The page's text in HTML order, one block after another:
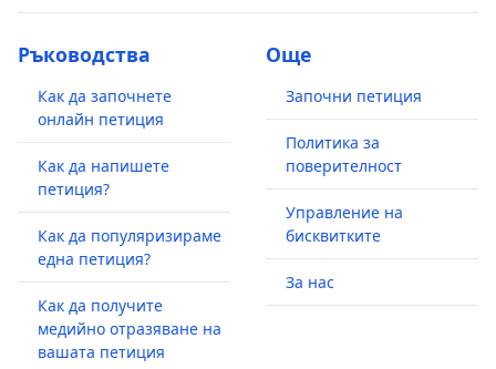
Ръководства
Как да започнете
онлайн петиция
Как да напишете
петиция?
Как да популяризираме
една петиция?
Как да получите
медийно отразяване на
вашата петиция
Още
Започни петиция
Политика за
поверителност
Управление на
бисквитките
За нас